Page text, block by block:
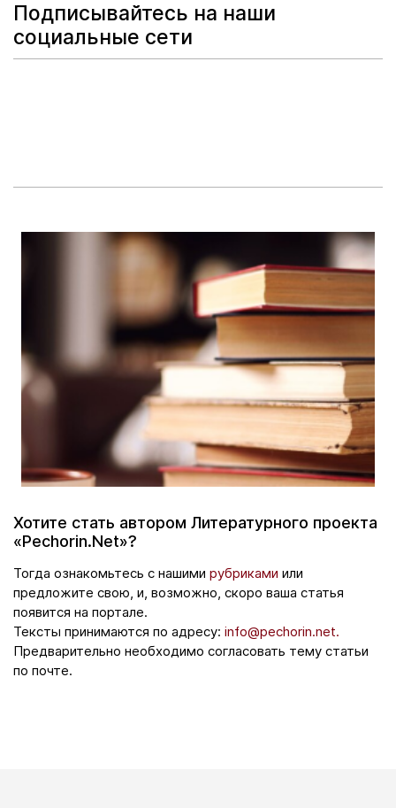
Подписывайтесь на наши
социальные сети
Хотите стать автором Литературного проекта
«Pechorin.Net»?
Тогда ознакомьтесь с нашими рубриками или
предложите свою, и, возможно, скоро ваша статья
появится на портале.
Тексты принимаются по адресу: info@pechorin.net.
Предварительно необходимо согласовать тему статьи
по почте.